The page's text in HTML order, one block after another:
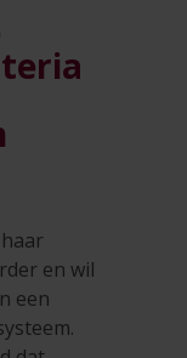
en wil
een